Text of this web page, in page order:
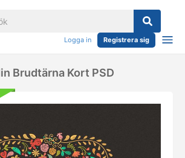
Logga in Registrera sig
Brudtärna Kort PSD